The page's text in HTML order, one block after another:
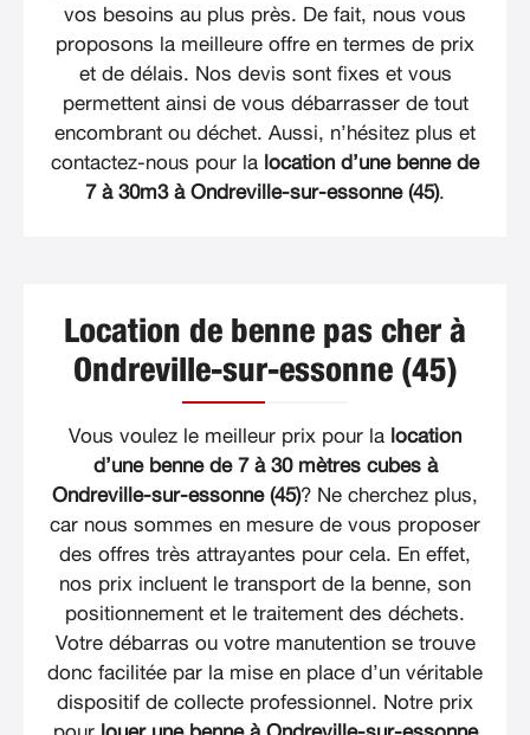
vos besoins au plus près. De fait, nous vous
proposons la meilleure offre en termes de prix
et de délais. Nos devis sont fixes et vous
permettent ainsi de vous débarrasser de tout
encombrant ou déchet. Aussi, n’hésitez plus et
contactez-nous pour la location d’une benne de
7 à 30m3 à Ondreville-sur-essonne (45).
Location de benne pas cher à
Ondreville-sur-essonne (45)
Vous voulez le meilleur prix pour la location
d’une benne de 7 à 30 mètres cubes à
Ondreville-sur-essonne (45)? Ne cherchez plus,
car nous sommes en mesure de vous proposer
des offres très attrayantes pour cela. En effet,
nos prix incluent le transport de la benne, son
positionnement et le traitement des déchets.
Votre débarras ou votre manutention se trouve
donc facilitée par la mise en place d’un véritable
dispositif de collecte professionnel. Notre prix